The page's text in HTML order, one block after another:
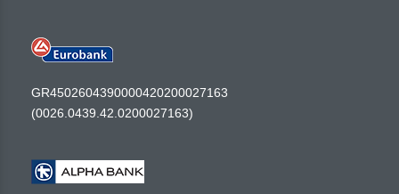
GR4502604390000420200027163
(0026.0439.42.0200027163)